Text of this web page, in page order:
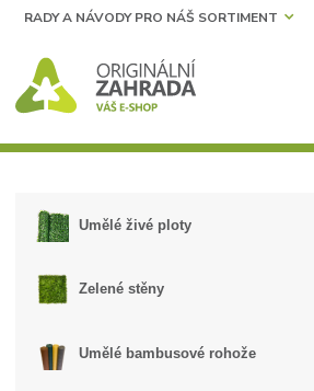
RADY A NÁVODY PRO NÁŠ SORTIMENT
Umělé živé ploty
Zelené stěny
Umělé bambusové rohože